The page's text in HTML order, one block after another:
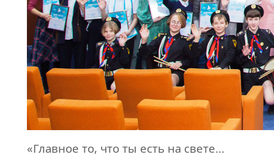
«Главное то, что ты есть на свете...